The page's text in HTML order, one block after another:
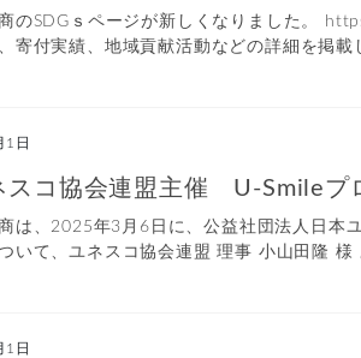
のSDGｓページが新しくなりました。
寄付実績、地域貢献活動などの詳細を掲載
1日
スコ協会連盟主催 U-Smileプ
は、2025年3月6日に、公益社団法人日本
いて、ユネスコ協会連盟 理事 小山田隆 様
1日